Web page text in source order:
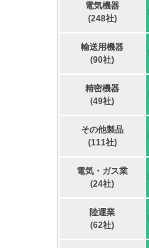
電気機器
(248社)
輸送用機器
(90社)
精密機器
(49社)
その他製品
(111社)
電気・ガス業
(24社)
陸運業
(62社)